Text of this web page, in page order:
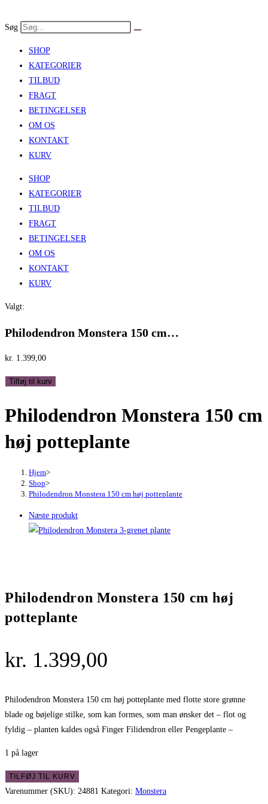
to
Søg
SHOP
KATEGORIER
TILBUD
FRAGT
BETINGELSER
OM OS
KONTAKT
KURV
SHOP
KATEGORIER
TILBUD
FRAGT
BETINGELSER
OM OS
KONTAKT
KURV
Valgt:
Philodendron Monstera 150 cm…
kr. 1.399,00
Philodendron
150
høj
Tilføj til kurv
Philodendron Monstera 150 cm
høj potteplante
Hjem>
Shop>
Philodendron Monstera 150 cm høj potteplante
Næste produkt
Philodendron Monstera 150 cm høj
potteplante
kr. 1.399,00
Philodendron Monstera 150 cm høj potteplante med flotte store grønne
blade og bøjelige stilke, som kan formes, som man ønsker det – flot og
fyldig – planten kaldes også Finger Filidendron eller Pengeplante –
1 på lager
Philodendron
Monstera
TILFØJ TIL KURV
Varenummer (SKU): 24881 Kategori: Monstera